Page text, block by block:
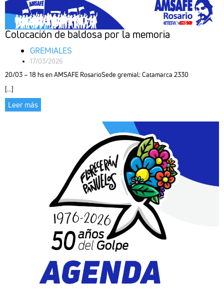
Colocación de baldosa por la memoria
GREMIALES
17/03/2026
20/03 – 18 hs en AMSAFE RosarioSede gremial: Catamarca 2330
[...]
Leer más